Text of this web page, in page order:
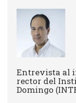
Entrevista al
rector del
Domingo